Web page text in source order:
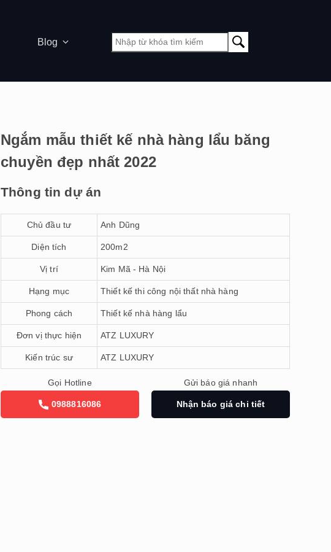
Blog
Ngắm mẫu thiết kế nhà hàng lẩu băng
chuyền đẹp nhất 2022
Thông tin dự án
Chủ đầu tư Anh Dũng
Diện tích 200m2
Vị trí Kim Mã - Hà Nội
Hạng mục Thiết kế thi công nội thất nhà hàng
Phong cách Thiết kế nhà hàng lẩu
Đơn vị thực hiện ATZ LUXURY
Kiến trúc sư ATZ LUXURY
Gọi Hotline
0988816086
Gửi báo giá nhanh
Nhận báo giá chi tiết